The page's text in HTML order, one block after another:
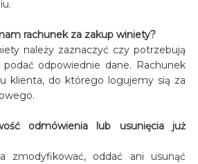
rachunek za zakup winiety?
należy zaznaczyć czy potrzebują
odpowiednie dane. Rachunek
klienta, do którego logujemy sią za
odmówienia lub usunięcia już
zmodyfikować, oddać ani usunąć